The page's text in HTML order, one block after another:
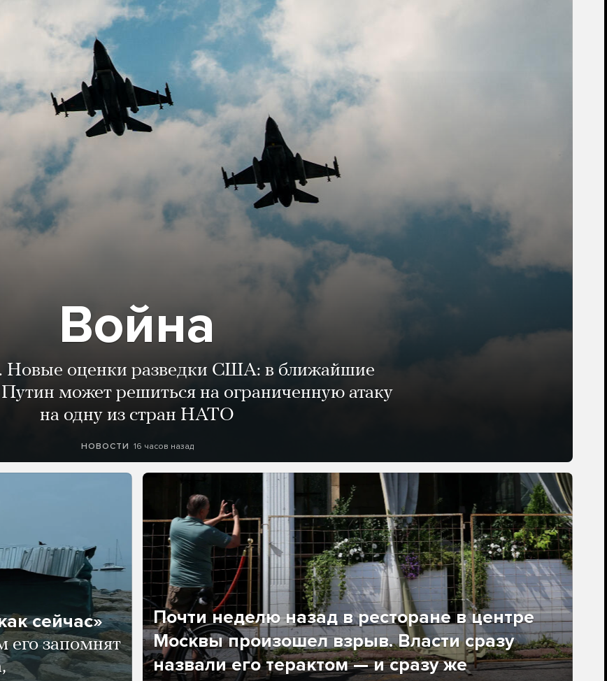
Война
Новые оценки разведки США: в ближайшие
Путин может решиться на ограниченную атаку
на одну из стран НАТО
НОВОСТИ 16 часов назад
сейчас»
его запомнят
Почти неделю назад в ресторане в центре
Москвы произошел взрыв. Власти сразу
назвали его терактом — и сразу же